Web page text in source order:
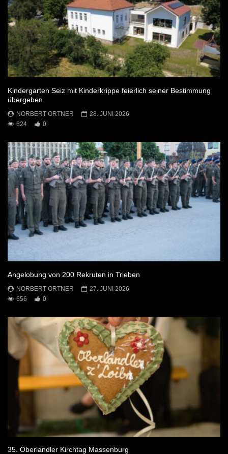
Kindergarten Seiz mit Kinderkrippe feierlich seiner Bestimmung
übergeben
NORBERT ORTNER
28. JUNI 2026
624
0
Angelobung von 200 Rekruten in Trieben
NORBERT ORTNER
27. JUNI 2026
656
0
35. Oberlandler Kirchtag Massenburg